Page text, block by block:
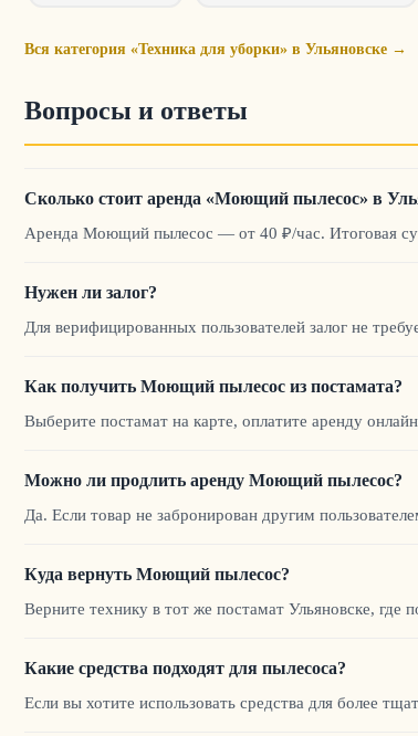
Вся категория «Техника для уборки» в Ульяновске →
Вопросы и ответы
Сколько стоит аренда «Моющий пылесос» в
Аренда Моющий пылесос — от 40 ₽/час. Итоговая
Нужен ли залог?
Для верифицированных пользователей залог не
Как получить Моющий пылесос из постамата?
Выберите постамат на карте, оплатите аренду
Можно ли продлить аренду Моющий пылесос?
Да. Если товар не забронирован другим
Куда вернуть Моющий пылесос?
Верните технику в тот же постамат Ульяновске, где
Какие средства подходят для пылесоса?
Если вы хотите использовать средства для более